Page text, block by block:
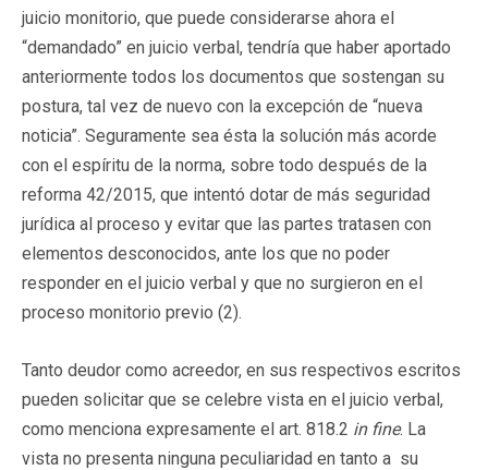
juicio monitorio, que puede considerarse ahora el
“demandado” en juicio verbal, tendría que haber aportado
anteriormente todos los documentos que sostengan su
postura, tal vez de nuevo con la excepción de “nueva
noticia”. Seguramente sea ésta la solución más acorde
con el espíritu de la norma, sobre todo después de la
reforma 42/2015, que intentó dotar de más seguridad
jurídica al proceso y evitar que las partes tratasen con
elementos desconocidos, ante los que no poder
responder en el juicio verbal y que no surgieron en el
proceso monitorio previo (2).
Tanto deudor como acreedor, en sus respectivos escritos
pueden solicitar que se celebre vista en el juicio verbal,
como menciona expresamente el art. 818.2 in fine. La
vista no presenta ninguna peculiaridad en tanto a su